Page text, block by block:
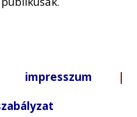
impresszum |